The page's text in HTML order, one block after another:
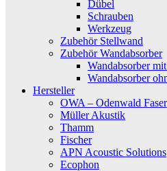
Dübel
Schrauben
Werkzeug
Zubehör Stellwand
Zubehör Wandabsorber
Wandabsorber
Wandabsorber
Hersteller
OWA – Odenwald
Müller Akustik
Thamm
Fischer
APN Acoustic Solutions
Ecophon